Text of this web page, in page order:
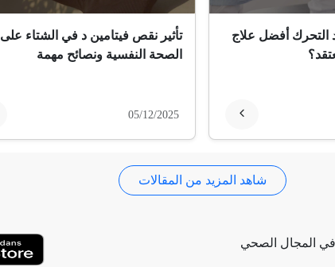
التحرك أفضل علاج
تأثير نقص فيتامين د في الشتاء على
الصحة النفسية ونصائح مهمة
05/12/2025
شاهد المزيد من المقالات
المجال الصحي